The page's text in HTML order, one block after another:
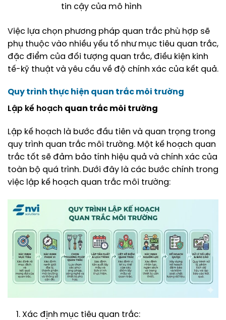
tin cậy của mô hình
Việc lựa chọn phương pháp quan trắc phù hợp sẽ
phụ thuộc vào nhiều yếu tố như mục tiêu quan trắc,
đặc điểm của đối tượng quan trắc, điều kiện kinh
tế-kỹ thuật và yêu cầu về độ chính xác của kết quả.
Quy trình thực hiện quan trắc môi trường
Lập kế hoạch quan trắc môi trường
Lập kế hoạch là bước đầu tiên và quan trọng trong
quy trình quan trắc môi trường. Một kế hoạch quan
trắc tốt sẽ đảm bảo tính hiệu quả và chính xác của
toàn bộ quá trình. Dưới đây là các bước chính trong
việc lập kế hoạch quan trắc môi trường:
Xác định mục tiêu quan trắc: